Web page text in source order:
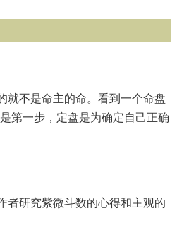
就不是命主的命。看到一个命盘
第一步，定盘是为确定自己正确
者研究紫微斗数的心得和主观的